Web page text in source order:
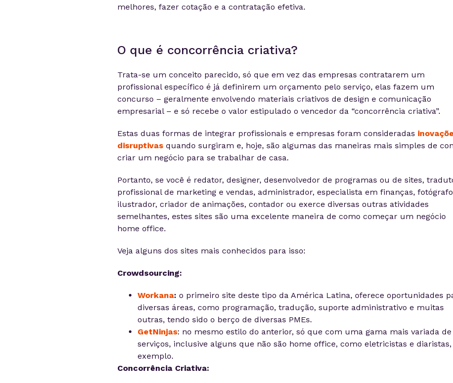
melhores, fazer cotação e a contratação efetiva.
O que é concorrência criativa?
Trata-se um conceito parecido, só que em vez das empresas contratarem um
profissional específico é já definirem um orçamento pelo serviço, elas fazem um
concurso – geralmente envolvendo materiais criativos de design e comunicação
empresarial – e só recebe o valor estipulado o vencedor da “concorrência criativa”.
Estas duas formas de integrar profissionais e empresas foram consideradas
disruptivasquando surgiram e, hoje, são algumas das maneiras mais simples de
criar um negócio para se trabalhar de casa.
Portanto, se você é redator, designer, desenvolvedor de programas ou de sites,
profissional de marketing e vendas, administrador, especialista em finanças,
ilustrador, criador de animações, contador ou exerce diversas outras atividades
semelhantes, estes sites são uma excelente maneira de como começar um negócio
home office.
Veja alguns dos sites mais conhecidos para isso:
Crowdsourcing:
Workana: o primeiro site deste tipo da América Latina, oferece oportunidades
diversas áreas, como programação, tradução, suporte administrativo e muitas
outras, tendo sido o berço de diversas PMEs.
GetNinjas: no mesmo estilo do anterior, só que com uma gama mais variada de
serviços, inclusive alguns que não são home office, como eletricistas e
exemplo.
Concorrência Criativa: